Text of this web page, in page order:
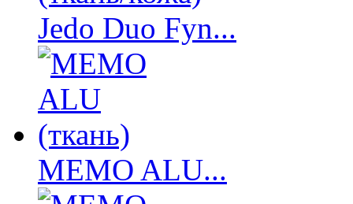
Jedo Duo Fyn...
MEMO ALU...